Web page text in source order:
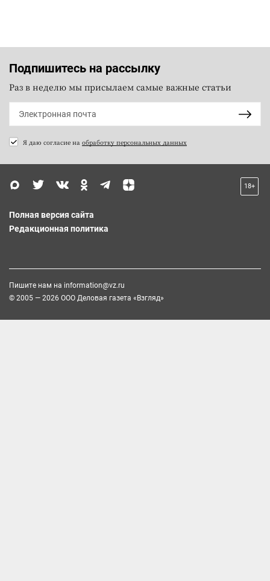
Подпишитесь на рассылку
Раз в неделю мы присылаем самые важные статьи
Я даю согласие на обработку персональных данных
18+
Полная версия сайта
Редакционная политика
Пишите нам на information@vz.ru
© 2005 — 2026 ООО Деловая газета «Взгляд»